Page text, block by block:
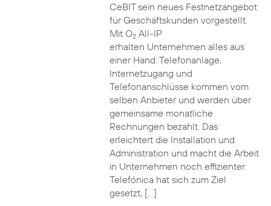
CeBIT sein neues Festnetzangebot
für Geschäftskunden vorgestellt.
Mit O2All-IP
erhalten Unternehmen alles aus
einer Hand: Telefonanlage,
Internetzugang und
Telefonanschlüsse kommen vom
selben Anbieter und werden über
gemeinsame monatliche
Rechnungen bezahlt. Das
erleichtert die Installation und
Administration und macht die Arbeit
in Unternehmen noch effizienter.
Telefónica hat sich zum Ziel
gesetzt, […]